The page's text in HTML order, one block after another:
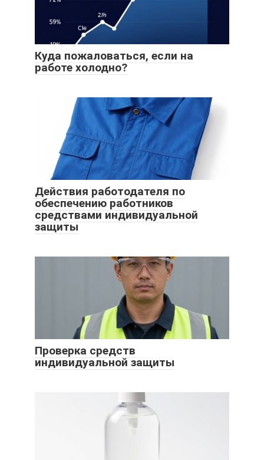
Куда пожаловаться, если на
работе холодно?
Действия работодателя по
обеспечению работников
средствами индивидуальной
защиты
Проверка средств
индивидуальной защиты